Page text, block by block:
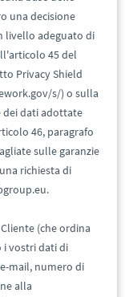
una decisione
livello adeguato di
45 del
Privacy Shield
s/) o sulla
dei dati adottate
46, paragrafo
sulle garanzie
richiesta di
(che ordina
i vostri dati di
mail, numero di
alla